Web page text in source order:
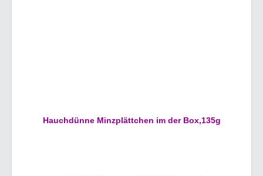
Hauchdünne Minzplättchen im der Box,135g